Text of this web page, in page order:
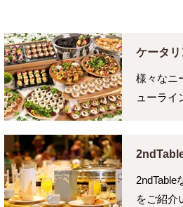
ケータ
様々なニ
ューライ
2ndTable
をご紹介